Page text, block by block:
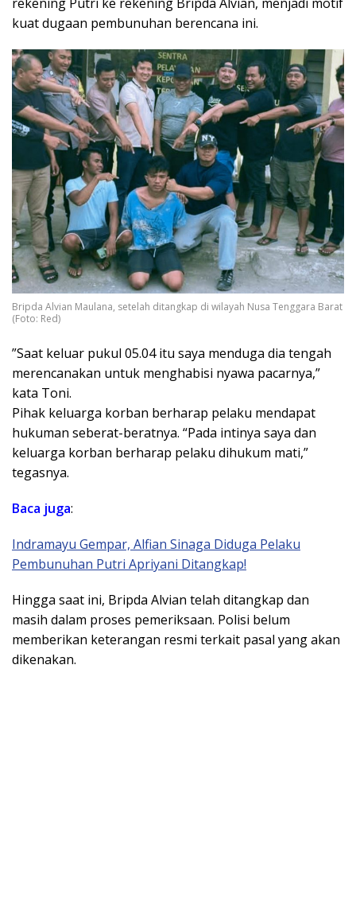
kuat dugaan pembunuhan berencana ini.
Bripda Alvian Maulana, setelah ditangkap di wilayah Nusa Tenggara Barat
(Foto: Red)
​”Saat keluar pukul 05.04 itu saya menduga dia tengah
merencanakan untuk menghabisi nyawa pacarnya,”
kata Toni.
​Pihak keluarga korban berharap pelaku mendapat
hukuman seberat-beratnya. “Pada intinya saya dan
keluarga korban berharap pelaku dihukum mati,”
tegasnya.
Baca juga:
Indramayu Gempar, Alfian Sinaga Diduga Pelaku
Pembunuhan Putri Apriyani Ditangkap!
​Hingga saat ini, Bripda Alvian telah ditangkap dan
masih dalam proses pemeriksaan. Polisi belum
memberikan keterangan resmi terkait pasal yang akan
dikenakan.